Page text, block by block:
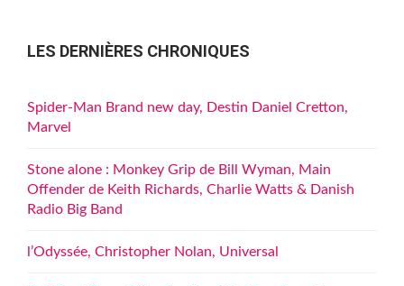
LES DERNIÈRES CHRONIQUES
Spider-Man Brand new day, Destin Daniel Cretton,
Marvel
Stone alone : Monkey Grip de Bill Wyman, Main
Offender de Keith Richards, Charlie Watts & Danish
Radio Big Band
l’Odyssée, Christopher Nolan, Universal